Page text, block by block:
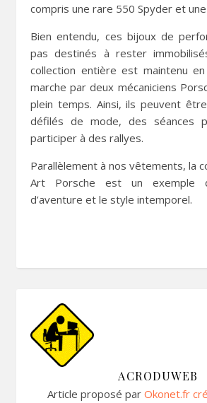
compris une rare 550 Spyder et une
Bien entendu, ces bijoux de
pas destinés à rester
collection entière est maintenu
marche par deux mécaniciens
plein temps. Ainsi, ils peuvent
défilés de mode, des séances
participer à des rallyes.
Parallèlement à nos vêtements, la
Art Porsche est un exemple
d’aventure et le style intemporel.
ACRODUWEB
Article proposé par Okonet.fr